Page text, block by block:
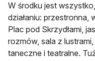
W środku jest
działaniu: przestronna,
Plac pod Skrzydłami,
rozmów, sala z
taneczne i teatralne.